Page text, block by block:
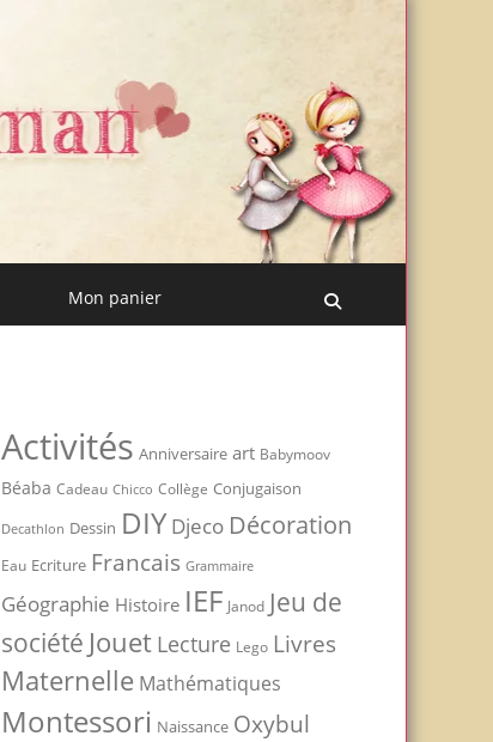
Mon panier
Activités Anniversaire art Babymoov
Béaba Cadeau Chicco Collège Conjugaison
Decathlon Dessin DIY Djeco Décoration
Eau Ecriture Francais Grammaire
Géographie Histoire IEF Janod Jeu de
société Jouet Lecture Lego Livres
Maternelle Mathématiques
Montessori Naissance Oxybul